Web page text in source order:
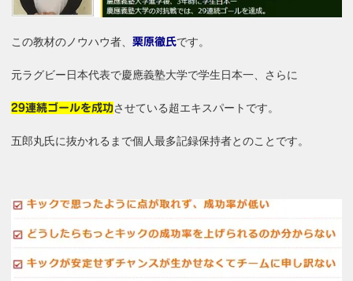
この教材のノウハウ者、栗原徹氏です。
元ラグビー日本代表で慶應義塾大学で学生日本一、さらに
29連続ゴールを成功させている超エキスパートです。
五郎丸氏に抜かれるまで個人最多記録保持者とのことです。